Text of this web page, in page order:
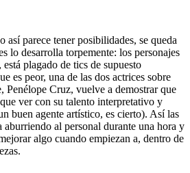
así parece tener posibilidades, se queda
lo desarrolla torpemente: los personajes
plagado de tics de supuesto
es peor, una de las dos actrices sobre
Penélope Cruz, vuelve a demostrar que
ver con su talento interpretativo y
buen agente artístico, es cierto). Así las
aburriendo al personal durante una hora y
algo cuando empiezan a, dentro de